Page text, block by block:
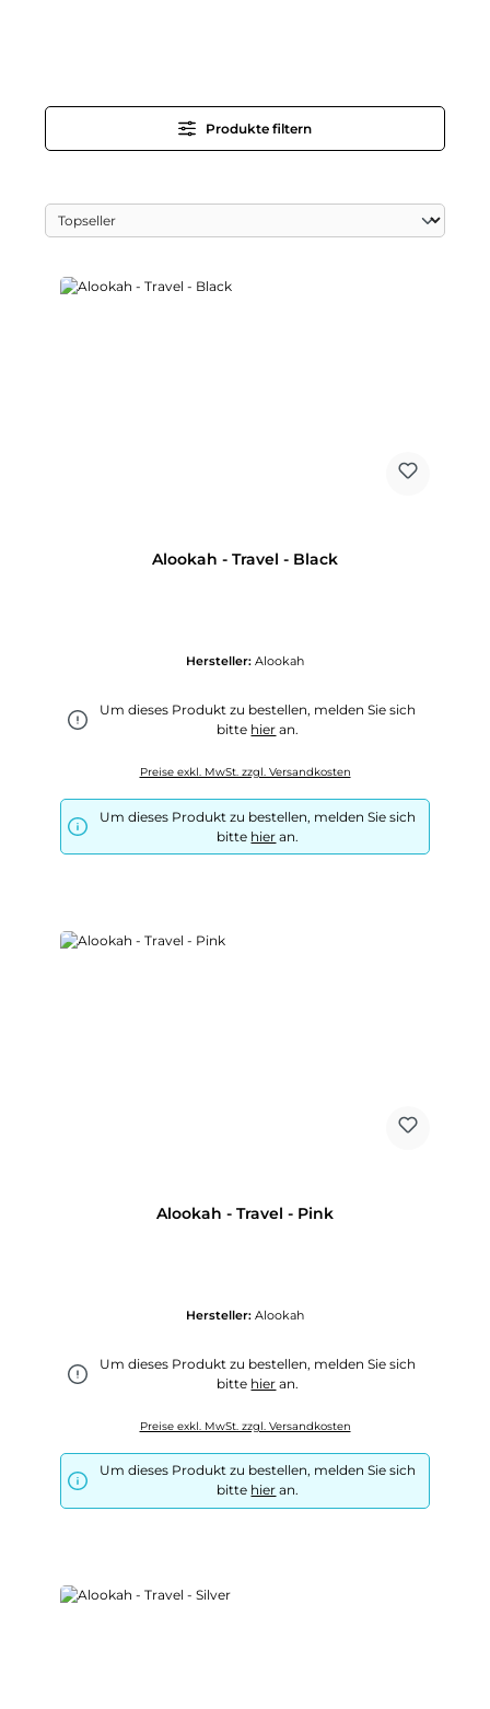
Produkte filtern
Alookah - Travel - Black
Hersteller: Alookah
Um dieses Produkt zu bestellen, melden Sie sich
bitte hier an.
Preise exkl. MwSt. zzgl. Versandkosten
Um dieses Produkt zu bestellen, melden Sie sich
bitte hier an.
Alookah - Travel - Pink
Hersteller: Alookah
Um dieses Produkt zu bestellen, melden Sie sich
bitte hier an.
Preise exkl. MwSt. zzgl. Versandkosten
Um dieses Produkt zu bestellen, melden Sie sich
bitte hier an.